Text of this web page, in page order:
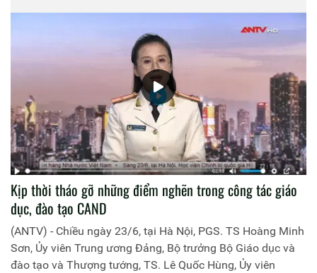
Kịp thời tháo gỡ những điểm nghẽn trong công tác giáo
dục, đào tạo CAND
(ANTV) - Chiều ngày 23/6, tại Hà Nội, PGS. TS Hoàng Minh
Sơn, Ủy viên Trung ương Đảng, Bộ trưởng Bộ Giáo dục và
đào tạo và Thượng tướng, TS. Lê Quốc Hùng, Ủy viên